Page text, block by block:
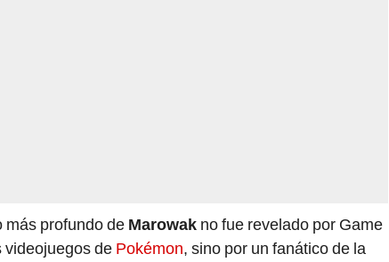
más profundo de Marowak no fue revelado por Game
videojuegos de Pokémon, sino por un fanático de la